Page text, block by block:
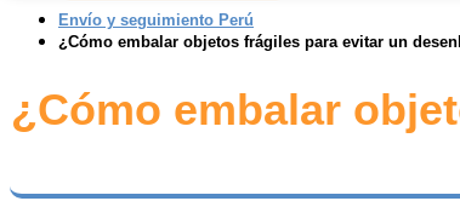
Envío y seguimiento Perú
¿Cómo embalar objetos frágiles para evitar un
¿Cómo embalar